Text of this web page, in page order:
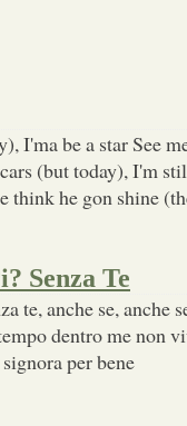
I'ma be a star See
(but today), I'm
think he gon shine
Senza Te
te, anche se, anche
dentro me non
per bene